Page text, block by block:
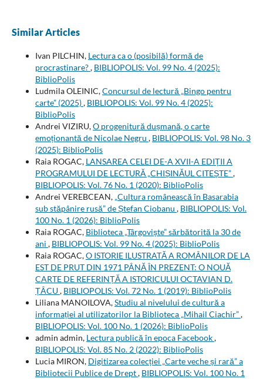
Similar Articles
Ivan PILCHIN, Lectura ca o (posibilă) formă de
procrastinare?, BIBLIOPOLIS: Vol. 99 No. 4 (2025):
BiblioPolis
Ludmila OLEINIC,Concursul de lectură „Bingo pentru
carte” (2025), BIBLIOPOLIS: Vol. 99 No. 4 (2025):
BiblioPolis
Andrei VIZIRU,O progenitură dușmană, o carte
emoționantă de Nicolae Negru , BIBLIOPOLIS: Vol. 98 No. 3
(2025): BiblioPolis
Raia ROGAC, LANSAREA CELEI DE-A XVII-A EDIȚII A
PROGRAMULUI DE LECTURĂ „CHIȘINĂUL CITEȘTE”,
BIBLIOPOLIS: Vol. 76 No. 1 (2020): BiblioPolis
Andrei VEREBCEAN, „Cultura românească în Basarabia
sub stăpânire rusă” de Ștefan Ciobanu , BIBLIOPOLIS: Vol.
100 No. 1 (2026): BiblioPolis
Raia ROGAC, Biblioteca „Târgoviște” sărbătorită la 30 de
ani , BIBLIOPOLIS: Vol. 99 No. 4 (2025): BiblioPolis
Raia ROGAC,O ISTORIE ILUSTRATĂ A ROMÂNILOR DE LA
EST DE PRUT DIN 1971 PÂNĂ ÎN PREZENT: O NOUĂ
CARTE DE REFERINȚĂ A ISTORICULUI OCTAVIAN D.
ȚÂCU, BIBLIOPOLIS: Vol. 72 No. 1 (2019): BiblioPolis
Liliana MANOILOVA,Studiu al nivelului de cultură a
informației al utilizatorilor la Biblioteca „Mihail Ciachir”,
BIBLIOPOLIS: Vol. 100 No. 1 (2026): BiblioPolis
admin admin, Lectura publică în epoca Facebook,
BIBLIOPOLIS: Vol. 85 No. 2 (2022): BiblioPolis
Lucia MIRON, Digitizarea colecției „Carte veche și rară” a
Bibliotecii Publice de Drept, BIBLIOPOLIS: Vol. 100 No. 1